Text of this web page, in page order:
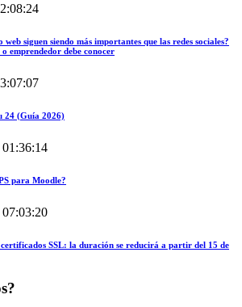
siguen siendo más importantes que las redes sociales?
emprendedor debe conocer
24 (Guía 2026)
para Moodle?
SSL: la duración se reducirá a partir del 15 de